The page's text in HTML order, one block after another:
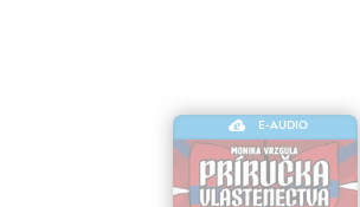
E-AUDIO